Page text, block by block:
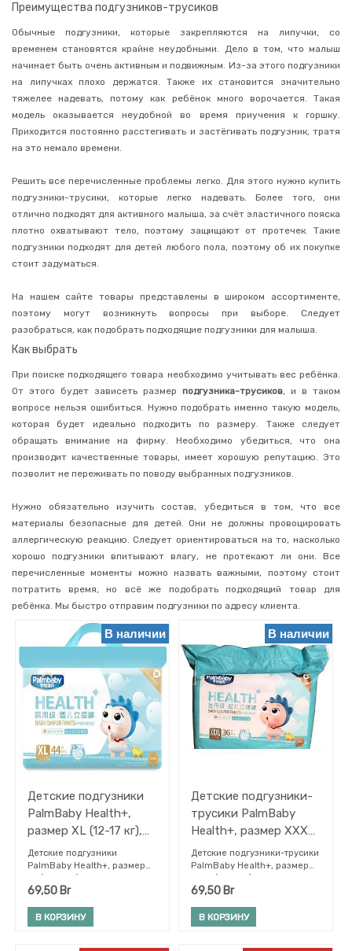
Послеродовые
прокладки
Лактационные
вкладыши
Подгузники-
трусики
Япония
Подгузники
пеленки
Влажные
салфетки
Средства
для
мытья
за
кожей
Уход
полостью
рта
Уход
за
волосами
Средства
купания
Блокираторы
вирусов
Здоровье
Хозтовары
для
животных
ФИЛЬТРЫ
Бренд
Преимущества подгузников-трусиков
Обычные подгузники, которые закрепляются на липучки, со
временем становятся крайне неудобными. Дело в том, что малыш
начинает быть очень активным и подвижным. Из-за этого подгузники
на липучках плохо держатся. Также их становится значительно
тяжелее надевать, потому как ребёнок много ворочается. Такая
модель оказывается неудобной во время приучения к горшку.
Приходится постоянно расстегивать и застёгивать подгузник, тратя
на это немало времени.
Решить все перечисленные проблемы легко. Для этого нужно купить
подгузники-трусики, которые легко надевать. Более того, они
отлично подходят для активного малыша, за счёт эластичного пояска
плотно охватывают тело, поэтому защищают от протечек. Такие
подгузники подходят для детей любого пола, поэтому об их покупке
стоит задуматься.
На нашем сайте товары представлены в широком ассортименте,
поэтому могут возникнуть вопросы при выборе. Следует
разобраться, как подобрать подходящие подгузники для малыша.
Как выбрать
При поиске подходящего товара необходимо учитывать вес ребёнка.
От этого будет зависеть размер подгузника-трусиков, и в таком
вопросе нельзя ошибиться. Нужно подобрать именно такую модель,
которая будет идеально подходить по размеру. Также следует
обращать внимание на фирму. Необходимо убедиться, что она
производит качественные товары, имеет хорошую репутацию. Это
позволит не переживать по поводу выбранных подгузников.
Нужно обязательно изучить состав, убедиться в том, что все
материалы безопасные для детей. Они не должны провоцировать
аллергическую реакцию. Следует ориентироваться на то, насколько
хорошо подгузники впитывают влагу, не протекают ли они. Все
перечисленные моменты можно назвать важными, поэтому стоит
потратить время, но всё же подобрать подходящий товар для
ребёнка. Мы быстро отправим подгузники по адресу клиента.
В наличии
Детские подгузники
PalmBaby Health+,
размер XL (12-17 кг),
44 шт
Детские подгузники
PalmBaby Health+, размер
упакованы в стерильных
соответствии с
гигиеническими
69,50 Br
В КОРЗИНУ
В наличии
Детские подгузники-
трусики PalmBaby
Health+, размер XXXL
(от 17 кг), 36 шт
Детские подгузники-трусики
PalmBaby Health+, размер
стерильных условиях, в
гигиеническими
стандартами. 8 тысяч
69,50Br
В КОРЗИНУ